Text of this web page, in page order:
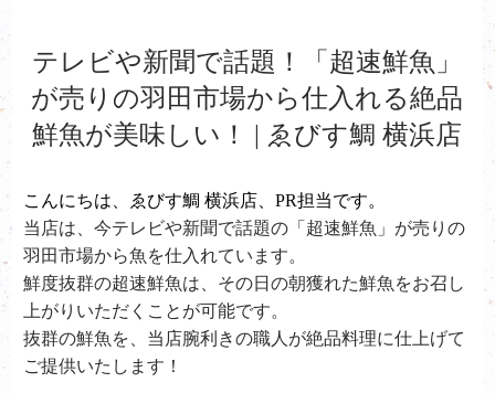
テレビや新聞で話題！「超速鮮魚」
が売りの羽田市場から仕入れる絶品
鮮魚が美味しい！ | ゑびす鯛 横浜店
こんにちは、ゑびす鯛 横浜店、PR担当です。
当店は、今テレビや新聞で話題の「超速鮮魚」が売りの
羽田市場から魚を仕入れています。
鮮度抜群の超速鮮魚は、その日の朝獲れた鮮魚をお召し
上がりいただくことが可能です。
抜群の鮮魚を、当店腕利きの職人が絶品料理に仕上げて
ご提供いたします！